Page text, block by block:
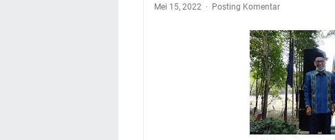
Mei 15, 2022 Posting Komentar